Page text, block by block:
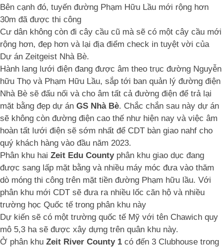
Bên cạnh đó, tuyến đường Phạm Hữu Lầu mới rộng hơn
30m đã được thi công
Cư dân không còn đi cây cầu cũ mà sẽ có một cây cầu mới
rộng hơn, đẹp hơn và lại địa điểm check in tuyệt vời của
Dự án Zeitgeist Nhà Bè.
Hành lang lưới điện đang được âm theo trục đường Nguyễn
hữu Thọ và Phạm Hữu Lầu, sắp tới ban quản lý đường điện
Nhà Bè sẽ đấu nối và cho âm tất cả đường điện để trả lại
mặt bằng đẹp dự án GS Nhà Bè. Chắc chắn sau này dự án
sẽ không còn đường điện cao thế như hiện nay và việc âm
hoàn tất lưới điện sẽ sớm nhất để CDT bàn giao nahf cho
quý khách hàng vào đầu năm 2023.
Phân khu hai Zeit Edu Countyphân khu giao dục đang
được sang lấp mặt bằng và nhiều máy móc đưa vào thăm
dò móng thi công trên mặt tiền đường Phạm hữu lầu. Với
phân khu mới CDT sẽ đưa ra nhiều lốc căn hộ và nhiều
trường học Quốc tế trong phân khu này
Dự kiến sẽ có một trường quốc tế Mỹ với tên Chawich quy
mô 5,3 ha sẽ được xây dựng trên quân khu này.
Ở phân khu Zeit River County 1 có đến 3 Clubhouse trong